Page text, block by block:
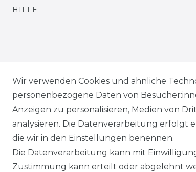
HILFE
Wir verwenden Cookies und ähnliche
personenbezogene Daten von
Anzeigen zu personalisieren, Medien von
analysieren. Die Datenverarbeitung erfolgt
die wir in den Einstellungen benennen.
Die Datenverarbeitung kann mit
Zustimmung kann erteilt oder abgelehnt